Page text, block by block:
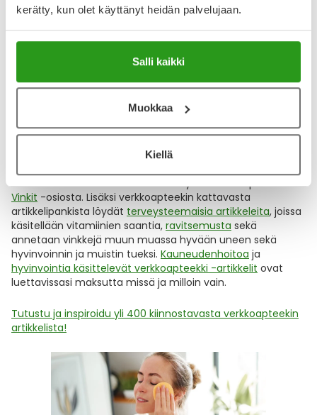
kerätty, kun olet käyttänyt heidän palvelujaan.
Salli kaikki
Muokkaa
Kiellä
kauneuden ja hyvinvoinnin
aiheista
Suomen suurinverkkoapteekkiya.fi palvelee
valikoimasta löydät kaikki suosituimmat apteekkituotteet.
Ya.fi verkkoapteekki tarjoaa monipuolisen valikoiman
kauneus- ja hyvinvointiteemaista luettavaa sekä erilaisia
oppaita ja asiantuntijoiden vinkkejä
hoitoon. Mielenkiintoiset artikkelit löydät verkkoapteekin
Vinkit -osiosta. Lisäksi verkkoapteekin kattavasta
artikkelipankista löydät terveysteemaisia artikkeleita, joissa
käsitellään vitamiinien saantia, ravitsemusta sekä
annetaan vinkkejä muun muassa hyvään uneen sekä
hyvinvoinnin ja muistin tueksi. Kauneudenhoitoa ja
hyvinvointia käsittelevät verkkoapteekki -artikkelit ovat
luettavissasi maksutta missä ja milloin vain.
Tutustu ja inspiroidu yli 400 kiinnostavasta verkkoapteekin
artikkelista!